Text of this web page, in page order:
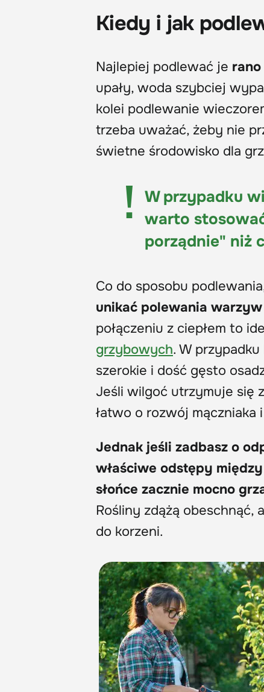
Kiedy i jak
Najlepiej podlewać je
upały, woda szybciej
kolei podlewanie
trzeba uważać, żeby nie
świetne środowisko dla
W przypadku
warto
porządnie" niż
Co do sposobu
unikać polewania
połączeniu z ciepłem to
grzybowych. W
szerokie i dość gęsto
Jeśli wilgoć utrzymuje się
łatwo o rozwój
Jednak jeśli zadbasz o
właściwe odstępy
słońce zacznie mocno
Rośliny zdążą
do korzeni.